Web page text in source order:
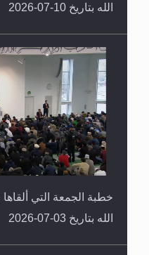
الله بتاريخ 10-07-2026
خطبة الجمعة التي
الله بتاريخ 03-07-2026